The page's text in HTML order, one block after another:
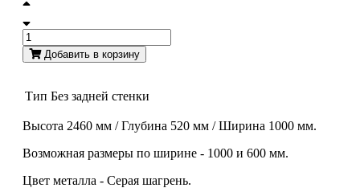
Добавить в корзину
Тип Без задней стенки
Высота 2460 мм / Глубина 520 мм / Ширина 1000 мм.
Возможная размеры по ширине - 1000 и 600 мм.
Цвет металла - Серая шагрень.